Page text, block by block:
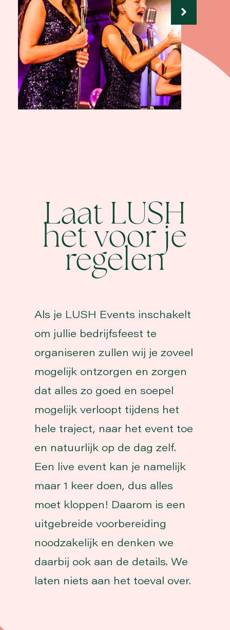
Laat LUSH
het voor je
regelen
Als je LUSH Events inschakelt
om jullie bedrijfsfeest te
organiseren zullen wij je zoveel
mogelijk ontzorgen en zorgen
dat alles zo goed en soepel
mogelijk verloopt tijdens het
hele traject, naar het event toe
en natuurlijk op de dag zelf.
Een live event kan je namelijk
maar 1 keer doen, dus alles
moet kloppen! Daarom is een
uitgebreide voorbereiding
noodzakelijk en denken we
daarbij ook aan de details. We
laten niets aan het toeval over.